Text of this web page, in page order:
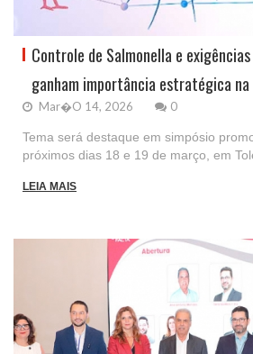
Controle de Salmonella e
ganham importância estratégica na
Mar�o 14, 2026 0
Tema será destaque em simpósio
próximos dias 18 e 19 de março, em
LEIA MAIS